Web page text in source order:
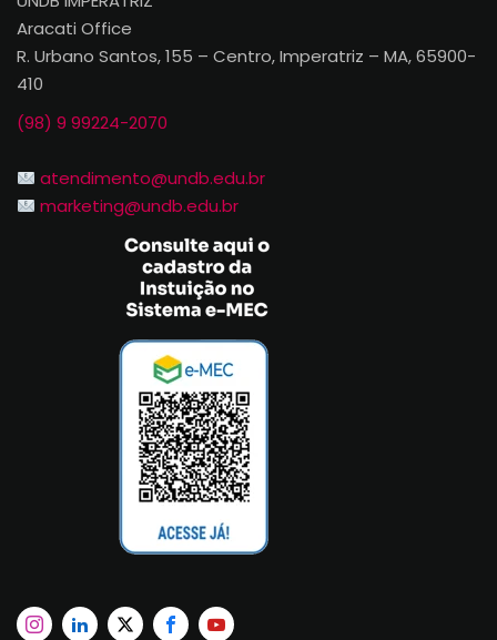
Aracati Office
R. Urbano Santos, 155 – Centro, Imperatriz – MA, 65900-
410
(98) 9 99224-2070
atendimento@undb.edu.br
marketing@undb.edu.br